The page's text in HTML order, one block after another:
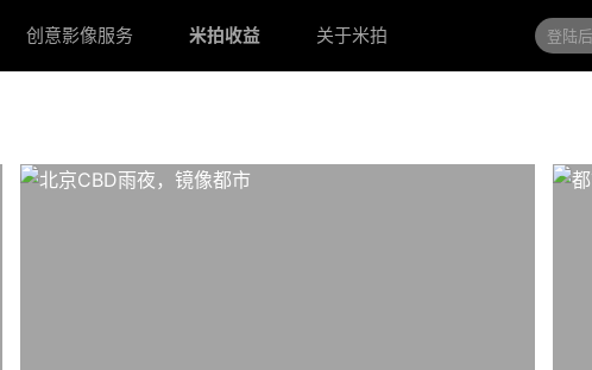
创意影像服务 米拍收益 关于米拍